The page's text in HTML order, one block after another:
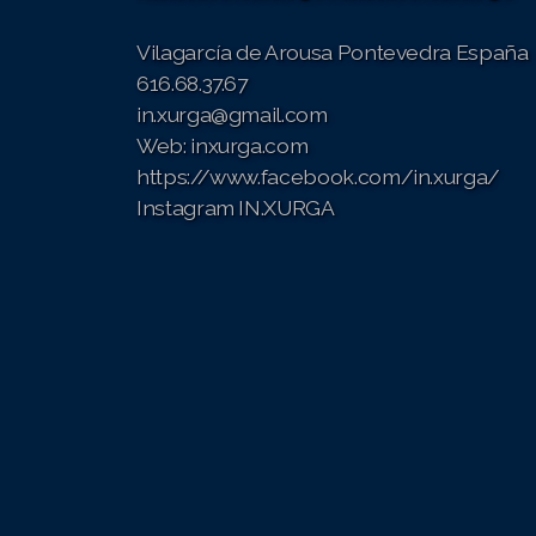
Vilagarcía de Arousa Pontevedra España
616.68.37.67
in.xurga@gmail.com
Web: inxurga.com
https://www.facebook.com/in.xurga/
Instagram IN.XURGA
III Congreso IN.XURGA 2020
IV Congreso IN.XURGA 2021
V Congreso Internacional IN.XURGA 2022